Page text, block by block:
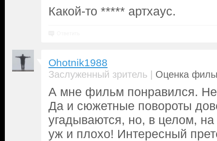
Какой-то ***** артхаус.
Ohotnik1988
Заслуженный зритель | Оценка
А мне фильм понравился.
Да и сюжетные повороты
угадываются, но, в целом,
уж и плохо! Интересный